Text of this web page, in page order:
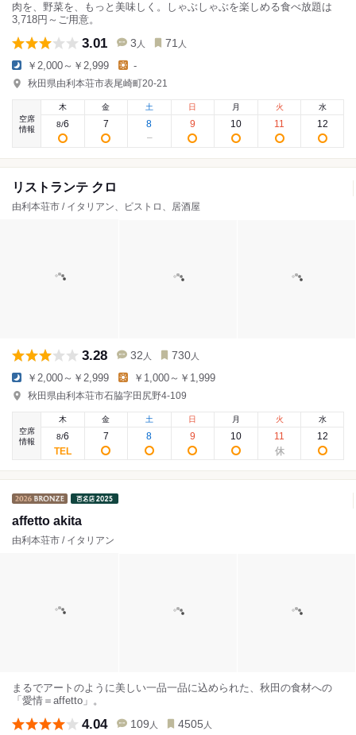
肉を、野菜を、もっと美味しく。しゃぶしゃぶを楽しめる食べ放題は
3,718円～ご用意。
3.01 3 人 71 人
￥2,000～￥2,999 -
秋田県由利本荘市表尾崎町20-21
空席
情報
木
8/6
金
7
土
8
日
9
月
10
火
11
水
12
リストランテ クロ
由利本荘市 / イタリアン、ビストロ、居酒屋
3.28 32 人 730 人
￥2,000～￥2,999 ￥1,000～￥1,999
秋田県由利本荘市石脇字田尻野4-109
空席
情報
木
8/6
金
7
土
8
日
9
月
10
火
11
水
12
affetto akita
由利本荘市 / イタリアン
まるでアートのように美しい一品一品に込められた、秋田の食材への
「愛情＝affetto」。
4.04 109 人 4505 人